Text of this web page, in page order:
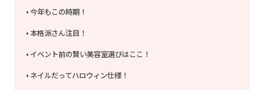
今年もこの時期！
本格派さん注目！
イベント前の賢い美容室選びはここ！
ネイルだってハロウィン仕様！